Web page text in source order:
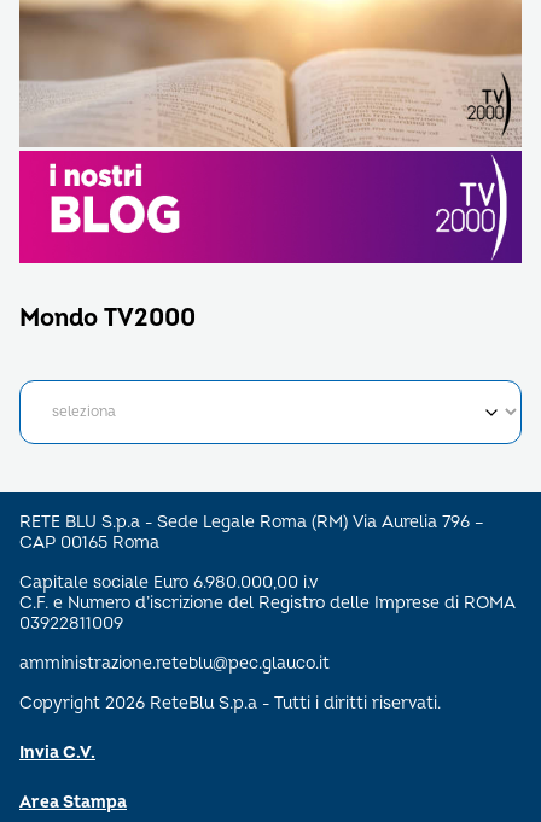
Mondo TV2000
RETE BLU S.p.a - Sede Legale Roma (RM) Via Aurelia 796 –
CAP 00165 Roma
Capitale sociale Euro 6.980.000,00 i.v
C.F. e Numero d’iscrizione del Registro delle Imprese di ROMA
03922811009
amministrazione.reteblu@pec.glauco.it
Copyright 2026 ReteBlu S.p.a - Tutti i diritti riservati.
Invia C.V.
Area Stampa